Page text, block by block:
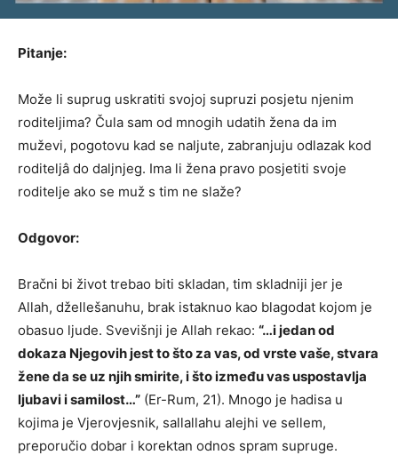
Pitanje:
Može li suprug uskratiti svojoj supruzi posjetu njenim
roditeljima? Čula sam od mnogih udatih žena da im
muževi, pogotovu kad se naljute, zabranjuju odlazak kod
roditeljâ do daljnjeg. Ima li žena pravo posjetiti svoje
roditelje ako se muž s tim ne slaže?
Odgovor:
Bračni bi život trebao biti skladan, tim skladniji jer je
Allah, džellešanuhu, brak istaknuo kao blagodat kojom je
obasuo ljude. Svevišnji je Allah rekao: “…i jedan od
dokaza Njegovih jest to što za vas, od vrste vaše, stvara
žene da se uz njih smirite, i što između vas uspostavlja
ljubavi i samilost…” (Er-Rum, 21). Mnogo je hadisa u
kojima je Vjerovjesnik, sallallahu alejhi ve sellem,
preporučio dobar i korektan odnos spram supruge.